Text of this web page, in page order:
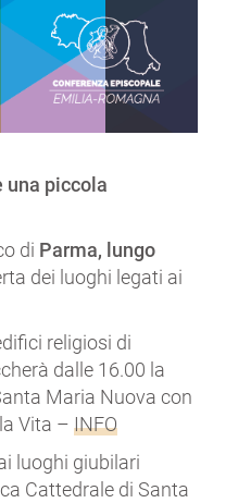
una piccola
di Parma, lungo
dei luoghi legati ai
religiosi di
dalle 16.00 la
Maria Nuova con
Vita –INFO
luoghi giubilari
Cattedrale di Santa